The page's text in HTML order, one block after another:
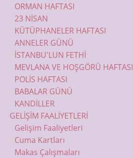
ORMAN HAFTASI
23 NİSAN
KÜTÜPHANELER HAFTASI
ANNELER GÜNÜ
İSTANBU'LUN FETHİ
MEVLANA VE HOŞGÖRÜ HAFTASI
POLİS HAFTASI
BABALAR GÜNÜ
KANDİLLER
GELİŞİM FAALİYETLERİ
Gelişim Faaliyetleri
Cuma Kartları
Makas Çalışmaları